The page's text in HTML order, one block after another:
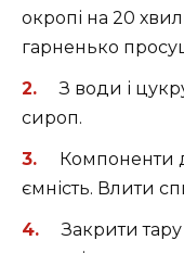
окропі на 20
гарненько
З води і
сироп.
Компоненти
ємність. Влити
Закрити